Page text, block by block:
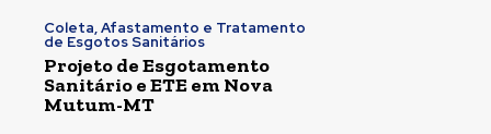
Coleta, Afastamento e Tratamento
de Esgotos Sanitários
Projeto de Esgotamento
Sanitário e ETE em Nova
Mutum-MT